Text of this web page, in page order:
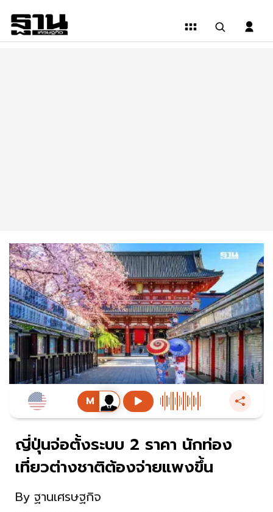
ญี่ปุ่นจ่อตั้งระบบ 2 ราคา นักท่อง
เที่ยวต่างชาติต้องจ่ายแพงขึ้น
By ฐานเศรษฐกิจ